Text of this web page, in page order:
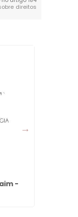
direitos
-